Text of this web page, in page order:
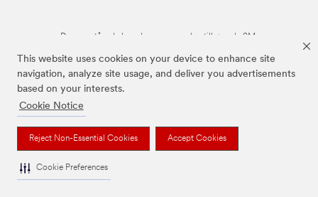
This website uses cookies on your device to enhance site
navigation, analyze site usage, and deliver you advertisements
based on your interests.
Cookie Notice
Reject Non-Essential Cookies Accept Cookies
Cookie Preferences
De ovenstående brands er varemærker tilhørende 3M.